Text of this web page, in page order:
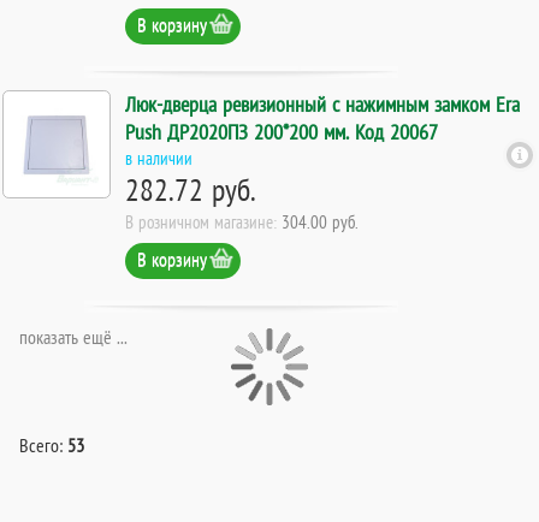
В корзину
Люк-дверца ревизионный с нажимным замком Era
Push ДР2020ПЗ 200*200 мм. Код 20067
в наличии
282.72 руб.
В розничном магазине: 304.00 руб.
В корзину
показать ещё ...
Всего: 53